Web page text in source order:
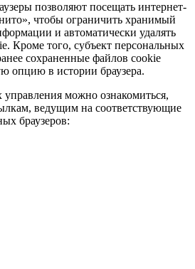
позволяют посещать интернет-
чтобы ограничить хранимый
и автоматически удалять
Кроме того, субъект персональных
сохраненные файлов cookie
опцию в истории браузера.
управления можно ознакомиться,
ведущим на соответствующие
браузеров: